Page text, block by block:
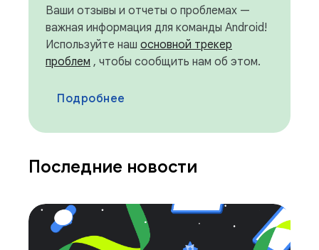
Ваши отзывы и отчеты о проблемах —
важная информация для команды Android!
Используйте наш основной трекер
проблем , чтобы сообщить нам об этом.
Подробнее
Последние новости